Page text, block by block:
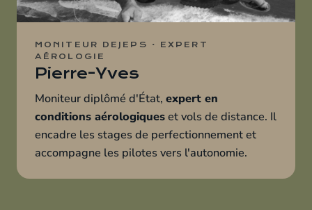
MONITEUR DEJEPS · EXPERT
AÉROLOGIE
Pierre-Yves
Moniteur diplômé d'État, expert en
conditions aérologiqueset vols de distance. Il
encadre les stages de perfectionnement et
accompagne les pilotes vers l'autonomie.